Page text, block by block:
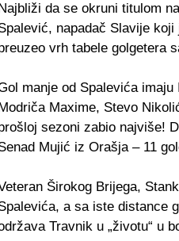
Najbliži da se okruni titulom
napadač Slavije
vrh tabele golgetera
manje od Spalevića
Modriča Maxime, Stevo
sezoni zabio najviše!
Mujić iz Orašja – 11
Širokog Brijega,
a sa iste distance
Travnik u „životu“ u